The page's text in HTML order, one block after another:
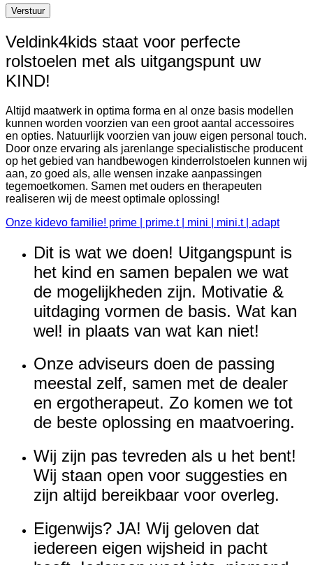
Verstuur
Veldink4kids staat voor perfecte
rolstoelen met als uitgangspunt uw
KIND!
Altijd maatwerk in optima forma en al onze basis modellen
kunnen worden voorzien van een groot aantal accessoires
en opties. Natuurlijk voorzien van jouw eigen personal touch.
Door onze ervaring als jarenlange specialistische producent
op het gebied van handbewogen kinderrolstoelen kunnen wij
aan, zo goed als, alle wensen inzake aanpassingen
tegemoetkomen. Samen met ouders en therapeuten
realiseren wij de meest optimale oplossing!
Onze kidevo familie! prime | prime.t | mini | mini.t | adapt
Dit is wat we doen! Uitgangspunt is
het kind en samen bepalen we wat
de mogelijkheden zijn. Motivatie &
uitdaging vormen de basis. Wat kan
wel! in plaats van wat kan niet!
Onze adviseurs doen de passing
meestal zelf, samen met de dealer
en ergotherapeut. Zo komen we tot
de beste oplossing en maatvoering.
Wij zijn pas tevreden als u het bent!
Wij staan open voor suggesties en
zijn altijd bereikbaar voor overleg.
Eigenwijs? JA! Wij geloven dat
iedereen eigen wijsheid in pacht